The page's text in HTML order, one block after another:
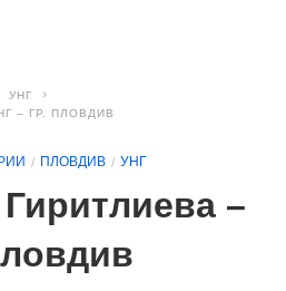
УНГ
– ГР. ПЛОВДИВ
ПЛОВДИВ УНГ
–